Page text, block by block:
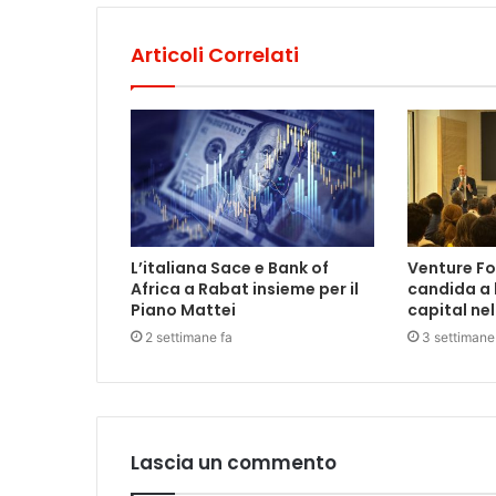
Articoli Correlati
L’italiana Sace e Bank of
Africa a Rabat insieme per il
Piano Mattei
2 settimane fa
Venture
candida a
capital
3
Lascia un commento